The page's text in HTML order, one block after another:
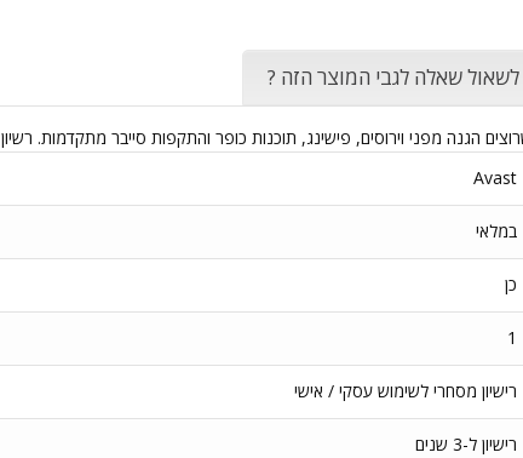
לשאול שאלה לגבי המוצר הזה ?
Avast
במלאי
כן
1
רישיון מסחרי לשימוש עסקי / אישי
רישיון ל-3 שנים